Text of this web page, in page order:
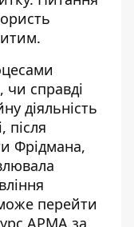
чи справді
діяльність
після
Фрідмана,
перейти
АРМА за